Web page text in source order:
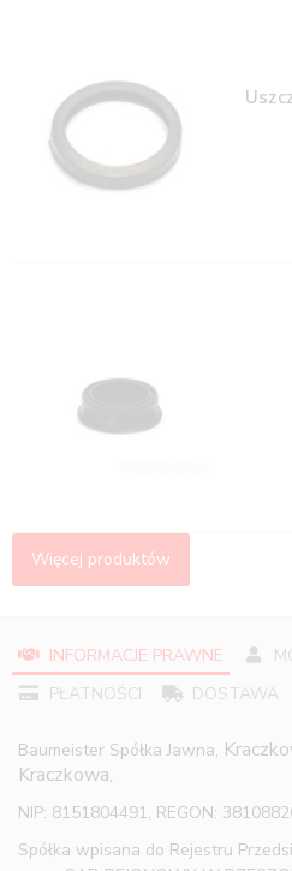
Więcej produktów
INFORMACJE PRAWNE
PŁATNOŚCI
DOSTAWA
Baumeister Spółka Jawna,
Kraczkowa,
NIP: 8151804491, REGON:
Spółka wpisana do Rejestru